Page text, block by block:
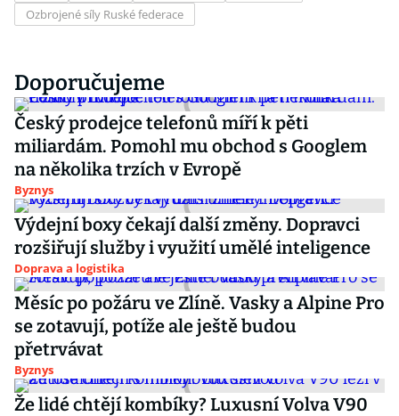
Ozbrojené síly Ruské federace
Doporučujeme
Český prodejce telefonů míří k pěti
miliardám. Pomohl mu obchod s Googlem
na několika trzích v Evropě
Byznys
Výdejní boxy čekají další změny. Dopravci
rozšiřují služby i využití umělé inteligence
Doprava a logistika
Měsíc po požáru ve Zlíně. Vasky a Alpine Pro
se zotavují, potíže ale ještě budou
přetrvávat
Byznys
Že lidé chtějí kombíky? Luxusní Volva V90